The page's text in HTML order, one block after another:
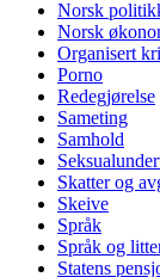
Norsk
Norsk
Organisert
Porno
Redegjørelse
Sameting
Samhold
Skatter og
Skeive
Språk
Språk og
Statens